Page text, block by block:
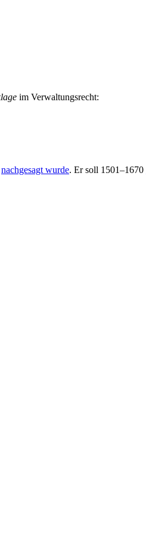
im Verwaltungsrecht:
nachgesagt wurde. Er soll 1501–1670